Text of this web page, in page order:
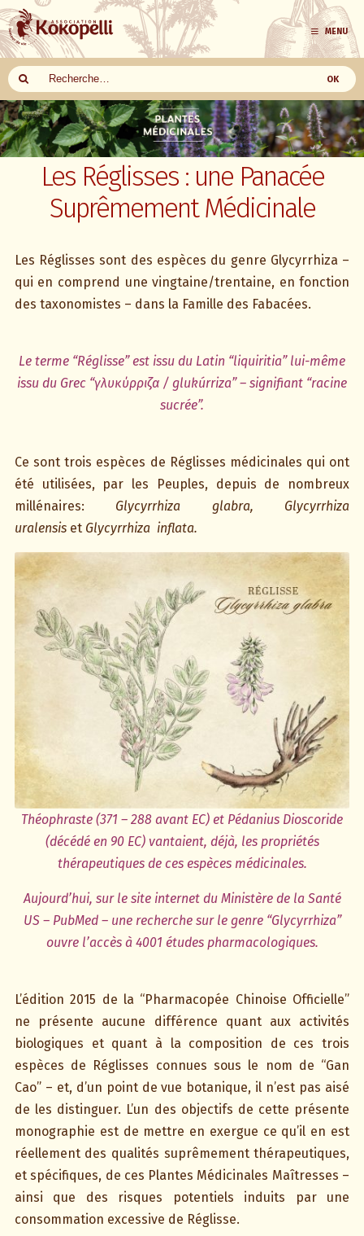
Aller
au
contenu
MENU
Les Réglisses : une Panacée
Suprêmement Médicinale
Les Réglisses sont des espèces du genre Glycyrrhiza –
qui en comprend une vingtaine/trentaine, en fonction
des taxonomistes – dans la Famille des Fabacées.
Le terme “Réglisse” est issu du Latin “liquiritia” lui-même
issu du Grec “γλυκύρριζα / glukúrriza” – signifiant “racine
sucrée”.
Ce sont trois espèces de Réglisses médicinales qui ont
été utilisées, par les Peuples, depuis de nombreux
millénaires: Glycyrrhiza glabra, Glycyrrhiza
uralensiset Glycyrrhiza inflata.
Théophraste (371 – 288 avant EC) et Pédanius Dioscoride
(décédé en 90 EC) vantaient, déjà, les propriétés
thérapeutiques de ces espèces médicinales.
Aujourd’hui, sur le site internet du Ministère de la Santé
US – PubMed – une recherche sur le genre “Glycyrrhiza”
ouvre l’accès à 4001 études pharmacologiques.
L’édition 2015 de la “Pharmacopée Chinoise Officielle”
ne présente aucune différence quant aux activités
biologiques et quant à la composition de ces trois
espèces de Réglisses connues sous le nom de “Gan
Cao” – et, d’un point de vue botanique, il n’est pas aisé
de les distinguer. L’un des objectifs de cette présente
monographie est de mettre en exergue ce qu’il en est
réellement des qualités suprêmement thérapeutiques,
et spécifiques, de ces Plantes Médicinales Maîtresses –
ainsi que des risques potentiels induits par une
consommation excessive de Réglisse.